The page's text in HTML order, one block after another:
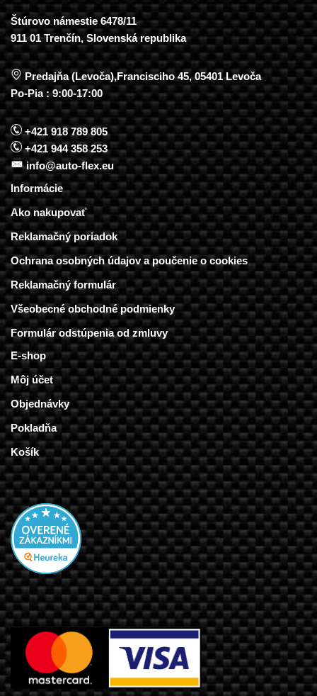
Štúrovo námestie 6478/11
911 01 Trenčín, Slovenská republika
Predajňa (Levoča),Francisciho 45, 05401 Levoča
Po-Pia : 9:00-17:00
+421 918 789 805
+421 944 358 253
info@auto-flex.eu
Informácie
Ako nakupovať
Reklamačný poriadok
Ochrana osobných údajov a poučenie o cookies
Reklamačný formulár
Všeobecné obchodné podmienky
Formulár odstúpenia od zmluvy
E-shop
Môj účet
Objednávky
Pokladňa
Košík